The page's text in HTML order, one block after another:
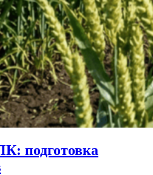
подготовка